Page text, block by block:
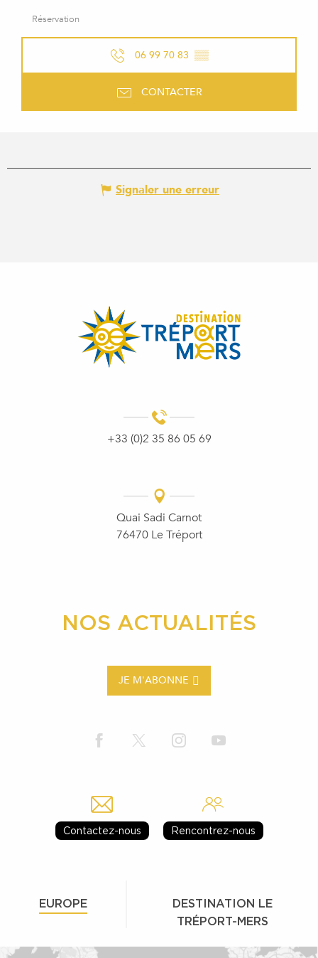
Réservation
06 99 70 83 ▒▒
CONTACTER
Signaler une erreur
+33 (0)2 35 86 05 69
Quai Sadi Carnot
76470 Le Tréport
NOS ACTUALITÉS
JE M'ABONNE
Contactez-nous Rencontrez-nous
EUROPE
DESTINATION LE
TRÉPORT-MERS